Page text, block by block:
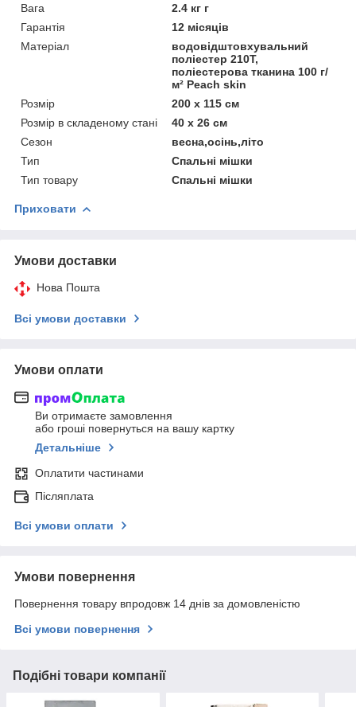
Вага
2.4 кг г
Гарантія
12 місяців
Матеріал
водовідштовхувальний
поліестер 210T,
поліестерова тканина 100 г/
м² Peach skin
Розмір
200 х 115 см
Розмір в складеному стані
40 х 26 см
Сезон
весна,осінь,літо
Тип
Спальні мішки
Тип товару
Спальні мішки
Приховати
Умови доставки
Нова Пошта
Всі умови доставки
Умови оплати
Ви отримаєте замовлення
або гроші повернуться на вашу картку
Детальніше
Оплатити частинами
Післяплата
Всі умови оплати
Умови повернення
Повернення товару впродовж 14 днів за домовленістю
Всі умови повернення
Подібні товари компанії